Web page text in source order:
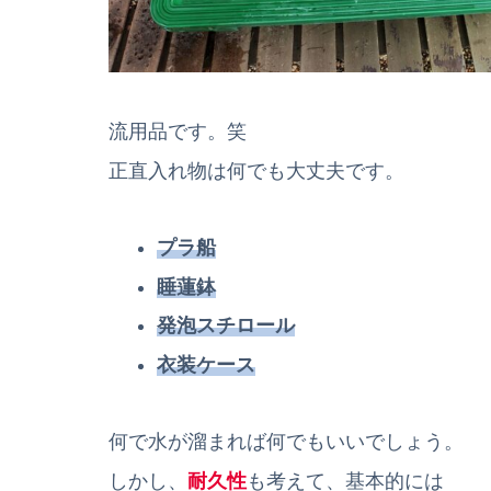
流用品です。笑
正直入れ物は何でも大丈夫です。
プラ船
睡蓮鉢
発泡スチロール
衣装ケース
何で水が溜まれば何でもいいでしょう。
しかし、 耐久性も考えて、基本的には